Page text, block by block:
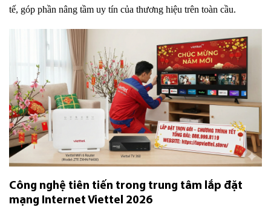
tế, góp phần nâng tầm uy tín của thương hiệu trên toàn cầu.
Công nghệ tiên tiến trong trung tâm lắp đặt
mạng Internet Viettel 2026